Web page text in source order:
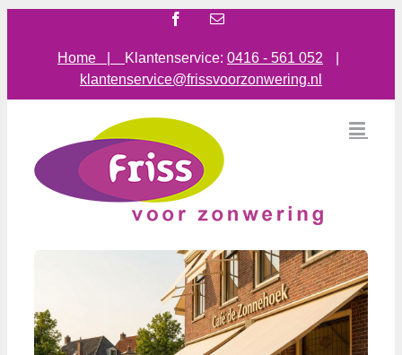
Facebook
E-
Home | Klantenservice: 0416 - 561 052
klantenservice@frissvoorzonwering.nl